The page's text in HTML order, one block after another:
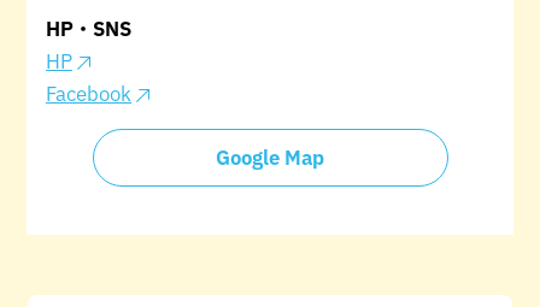
HP・SNS
HP
Facebook
Google Map